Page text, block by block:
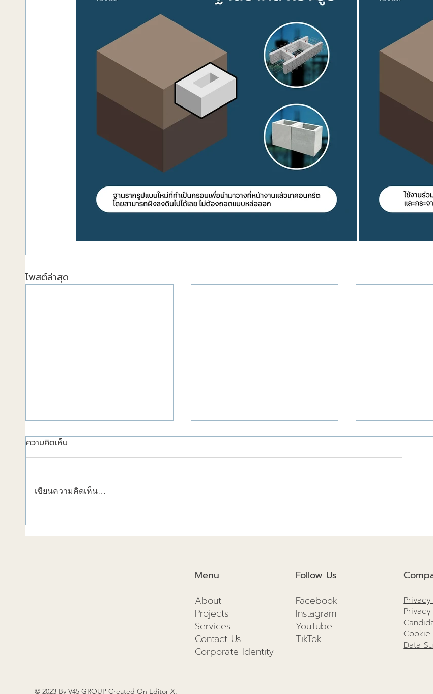
โพสต์ล่าสุด
วัสดุก่อสร้างช่วยลดความร้อน
ได้!
การก่อสร้างยั่งยืนปี
2025แนวทางเพื่อสิ่งแวดล้อม
3 เรื่องควรรู้ โค
ต่อการก่อสร้างยั
ความคิดเห็น
เขียนความคิดเห็น…
Menu
About
Projects
Services
Contact Us
Corporate Identity
Follow Us
Facebook
Instagram
YouTube
TikTok
© 2023 By V45 GROUP Created On Editor X.
Cookie
Data